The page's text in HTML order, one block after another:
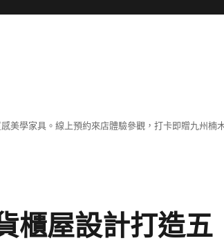
美學家具。線上預約來店體驗參觀，打卡即贈九州楠
櫃屋設計打造五